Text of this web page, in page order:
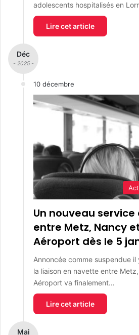
adolescents hospitalisés en
Lire cet article
Déc
- 2025 -
10 décembre
Un nouveau
entre Metz, Nancy
Aéroport dès le 5
Annoncée comme suspendue
la liaison en navette entre
Aéroport va finalement…
Lire cet article
Mai